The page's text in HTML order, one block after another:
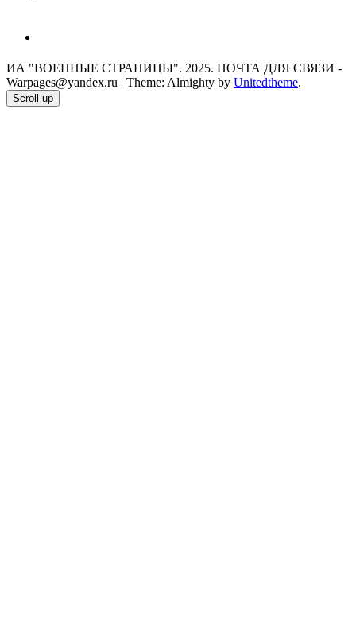
ИА "ВОЕННЫЕ СТРАНИЦЫ". 2025. ПОЧТА ДЛЯ СВЯЗИ -
Warpages@yandex.ru | Theme: Almighty by Unitedtheme.
Scroll up